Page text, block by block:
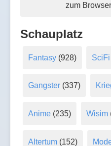
zum
Schauplatz
Fantasy(928) SciFi
Gangster(337)
Anime(235) Wisim
Altertum(152)